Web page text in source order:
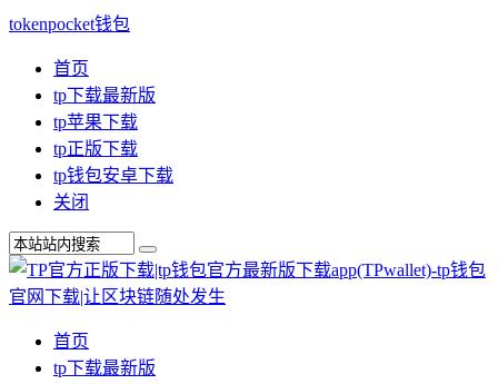
tokenpocket钱包
首页
tp下载最新版
tp苹果下载
tp正版下载
tp钱包安卓下载
关闭
首页
tp下载最新版